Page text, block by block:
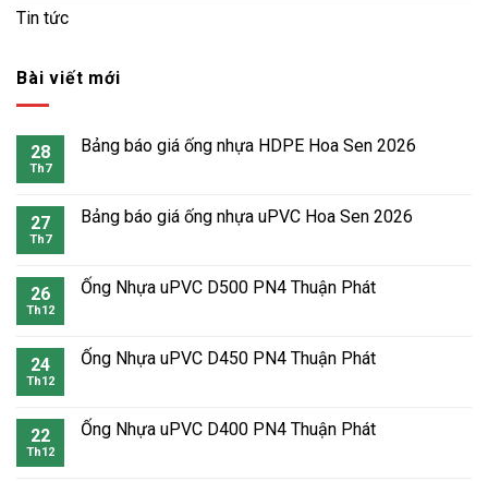
Tin tức
Bài viết mới
28
Th7
Bảng báo giá ống nhựa HDPE Hoa Sen 2026
27
Th7
Bảng báo giá ống nhựa uPVC Hoa Sen 2026
26
Th12
Ống Nhựa uPVC D500 PN4 Thuận Phát
24
Th12
Ống Nhựa uPVC D450 PN4 Thuận Phát
22
Th12
Ống Nhựa uPVC D400 PN4 Thuận Phát